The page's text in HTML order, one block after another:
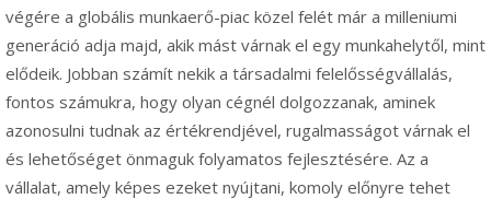
végére a globális munkaerő-piac közel felét már a milleniumi
generáció adja majd, akik mást várnak el egy munkahelytől, mint
elődeik. Jobban számít nekik a társadalmi felelősségvállalás,
fontos számukra, hogy olyan cégnél dolgozzanak, aminek
azonosulni tudnak az értékrendjével, rugalmasságot várnak el
és lehetőséget önmaguk folyamatos fejlesztésére. Az a
vállalat, amely képes ezeket nyújtani, komoly előnyre tehet